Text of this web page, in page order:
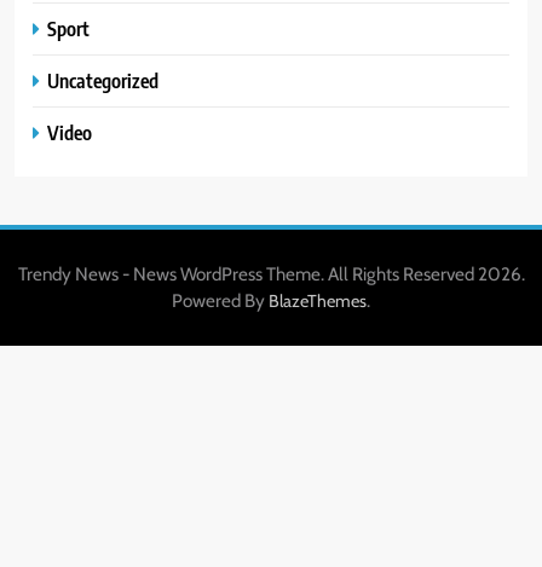
Sport
Uncategorized
Video
Trendy News - News WordPress Theme. All Rights Reserved 2026.
Powered By BlazeThemes.